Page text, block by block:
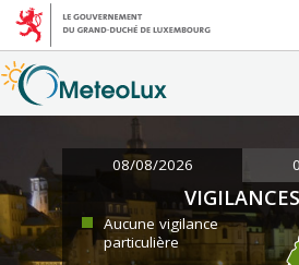
08/08/2026
VIGILANCES
Aucune vigilance
particulière